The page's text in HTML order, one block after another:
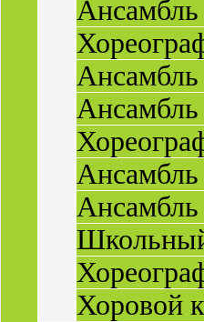
Ансамбль
Ансамбль
Хоровой